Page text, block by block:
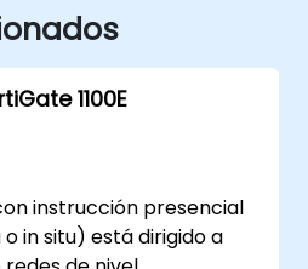
1100E
instrucción presencial
in situ) está dirigido a